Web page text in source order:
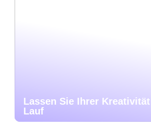
Lassen Sie Ihrer
Lauf